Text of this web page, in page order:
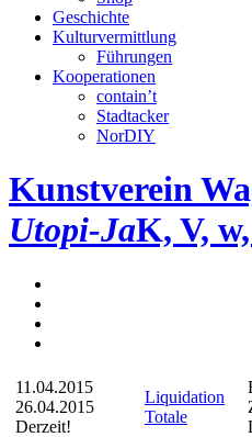
Geschichte
Kulturvermittlung
Führungen
Kooperationen
contain’t
Stadtacker
NorDIY
Kunstverein
Utopi-JaK, V,
11.04.2015
26.04.2015
Derzeit!
Liquidation
Totale